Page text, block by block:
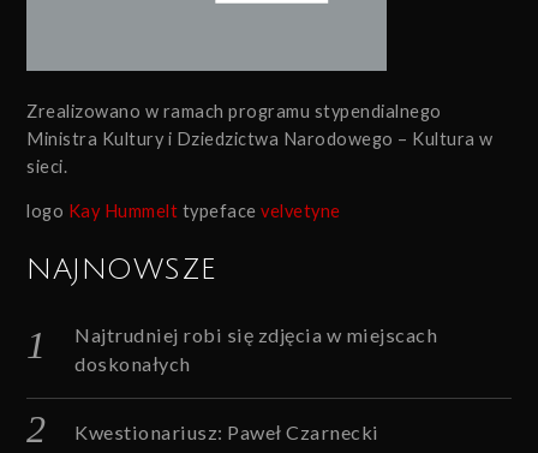
Zrealizowano w ramach programu stypendialnego
Ministra Kultury i Dziedzictwa Narodowego – Kultura w
sieci.
logo Kay Hummelt typefacevelvetyne
NAJNOWSZE
Najtrudniej robi się zdjęcia w miejscach
doskonałych
Kwestionariusz: Paweł Czarnecki